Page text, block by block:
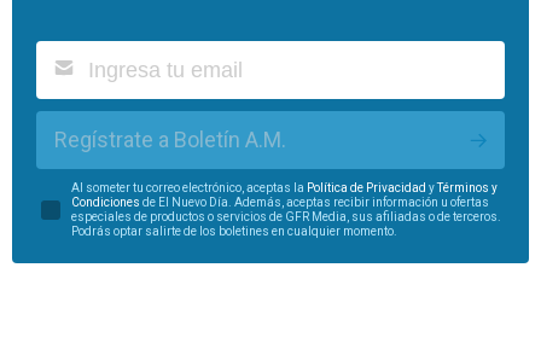
Regístrate a Boletín A.M.
Al someter tu correo electrónico, aceptas la Política de Privacidad y
Términos y
Condiciones de El Nuevo Día. Además, aceptas recibir información u ofertas
especiales de productos o servicios de GFR Media, sus afiliadas o de terceros.
Podrás optar salirte de los boletines en cualquier momento.